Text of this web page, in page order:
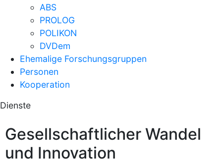
ABS
PROLOG
POLIKON
DVDem
Ehemalige Forschungsgruppen
Personen
Kooperation
Dienste
Gesellschaftlicher Wandel
und Innovation